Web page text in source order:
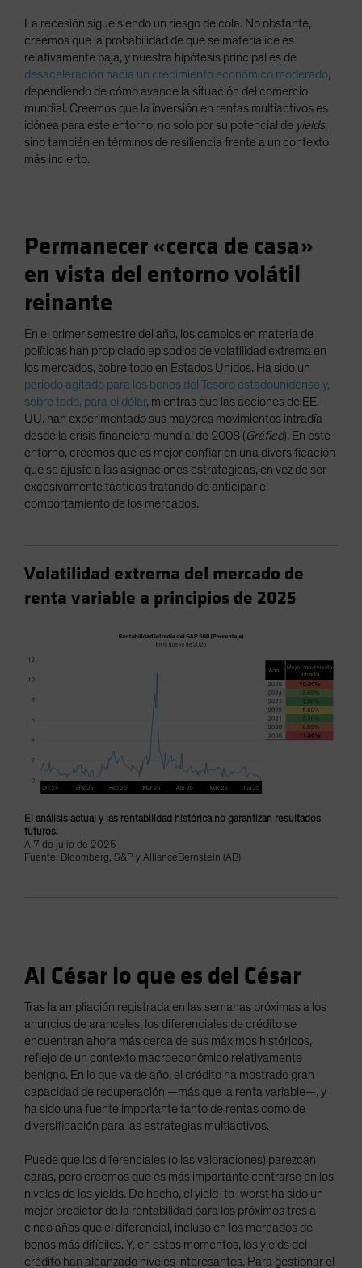
La recesión sigue siendo un riesgo de cola. No obstante,
creemos que la probabilidad de que se materialice es
relativamente baja, y nuestra hipótesis principal es de
desaceleración hacia un crecimiento económico moderado,
dependiendo de cómo avance la situación del comercio
mundial. Creemos que la inversión en rentas multiactivos es
idónea para este entorno, no solo por su potencial de yields,
sino también en términos de resiliencia frente a un contexto
más incierto.
Permanecer «cerca de casa»
en vista del entorno volátil
reinante
En el primer semestre del año, los cambios en materia de
políticas han propiciado episodios de volatilidad extrema en
los mercados, sobre todo en Estados Unidos. Ha sido un
período agitado para los bonos del Tesoro estadounidense y,
sobre todo, para el dólar, mientras que las acciones de EE.
UU. han experimentado sus mayores movimientos intradía
desde la crisis financiera mundial de 2008 (Gráfico). En este
entorno, creemos que es mejor confiar en una diversificación
que se ajuste a las asignaciones estratégicas, en vez de ser
excesivamente tácticos tratando de anticipar el
comportamiento de los mercados.
Volatilidad extrema del mercado de
renta variable a principios de 2025
El análisis actual y las rentabilidad histórica no garantizan resultados
futuros.
A 7 de julio de 2025
Fuente: Bloomberg, S&P y AllianceBernstein (AB)
Al César lo que es del César
Tras la ampliación registrada en las semanas próximas a los
anuncios de aranceles, los diferenciales de crédito se
encuentran ahora más cerca de sus máximos históricos,
reflejo de un contexto macroeconómico relativamente
benigno. En lo que va de año, el crédito ha mostrado gran
capacidad de recuperación —más que la renta variable—, y
ha sido una fuente importante tanto de rentas como de
diversificación para las estrategias multiactivos.
Puede que los diferenciales (o las valoraciones) parezcan
caras, pero creemos que es más importante centrarse en los
niveles de los yields. De hecho, el yield-to-worst ha sido un
mejor predictor de la rentabilidad para los próximos tres a
cinco años que el diferencial, incluso en los mercados de
bonos más difíciles. Y, en estos momentos, los yields del
crédito han alcanzado niveles interesantes. Para gestionar el